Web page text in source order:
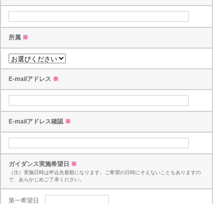
所属 ※
E-mailアドレス ※
E-mailアドレス確認 ※
ガイダンス実施希望日 ※
（注）実施日時は申込先着順になります。ご希望の日時にそえないこともありますの
で、あらかじめご了承ください。
第一希望日